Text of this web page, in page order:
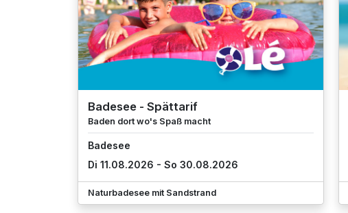
Badesee - Spättarif
Baden dort wo's Spaß macht
Badesee
Di 11.08.2026 - So 30.08.2026
Naturbadesee mit Sandstrand